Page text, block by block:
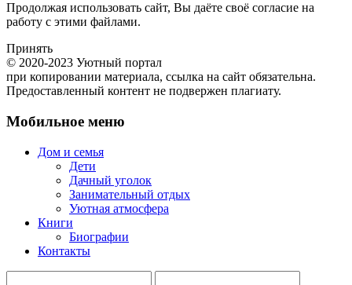
Продолжая использовать сайт, Вы даёте своё согласие на
работу с этими файлами.
Принять
© 2020-2023 Уютный портал
при копировании материала, ссылка на сайт обязательна.
Предоставленный контент не подвержен плагиату.
Мобильное меню
Дом и семья
Дети
Дачный уголок
Занимательный отдых
Уютная атмосфера
Книги
Биографии
Контакты